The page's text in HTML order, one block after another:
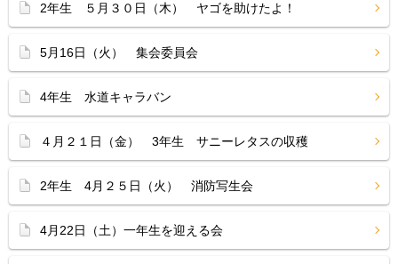
2年生 ５月３０日（木） ヤゴを助けたよ！
5月16日（火） 集会委員会
4年生 水道キャラバン
４月２１日（金） 3年生 サニーレタスの収穫
2年生 4月２５日（火） 消防写生会
4月22日（土）一年生を迎える会